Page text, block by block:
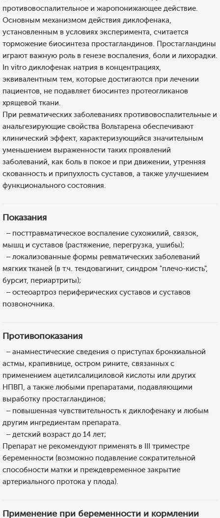
противовоспалительное и жаропонижающее действие.
Основным механизмом действия диклофенака,
установленным в условиях эксперимента, считается
торможение биосинтеза простагландинов. Простагландины
играют важную роль в генезе воспаления, боли и лихорадки.
In vitro диклофенак натрия в концентрациях,
эквивалентным тем, которые достигаются при лечении
пациентов, не подавляет биосинтез протеогликанов
хрящевой ткани.
При ревматических заболеваниях противовоспалительные и
анальгезирующие свойства Вольтарена обеспечивают
клинический эффект, характеризующийся значительным
уменьшением выраженности таких проявлений
заболеваний, как боль в покое и при движении, утренняя
скованность и припухлость суставов, а также улучшением
функционального состояния.
Показания
– посттравматическое воспаление сухожилий, связок,
мышц и суставов (растяжение, перегрузка, ушибы);
– локализованные формы ревматических заболеваний
мягких тканей (в т.ч. тендовагинит, синдром "плечо-кисть",
бурсит, периартриты);
– остеоартроз периферических суставов и суставов
позвоночника.
Противопоказания
– анамнестические сведения о приступах бронхиальной
астмы, крапивнице, остром рините, связанных с
применением ацетилсалициловой кислоты или других
НПВП, а также любыми препаратами, подавляющими
выработку простагландинов;
– повышенная чувствительность к диклофенаку и любым
другим ингредиентам препарата.
– детский возраст до 14 лет;
Препарат не рекомендуют применять в III триместре
беременности (возможно подавление сократительной
способности матки и преждевременное закрытие
артериального протока у плода).
Применение при беременности и кормлении